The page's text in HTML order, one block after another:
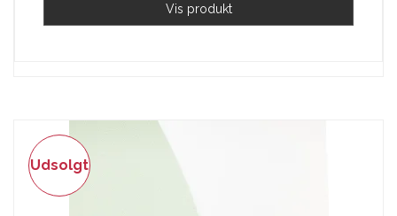
Vis produkt
Udsolgt